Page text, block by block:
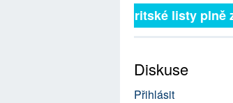
Britské listy
Diskuse
Přihlásit